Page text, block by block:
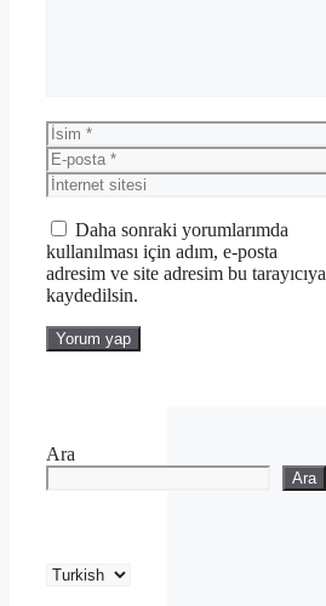
İsim
E-
posta
İnternet
sitesi
Daha sonraki yorumlarımda
kullanılması için adım, e-posta
adresim ve site adresim bu tarayıcıya
kaydedilsin.
Ara
Ara